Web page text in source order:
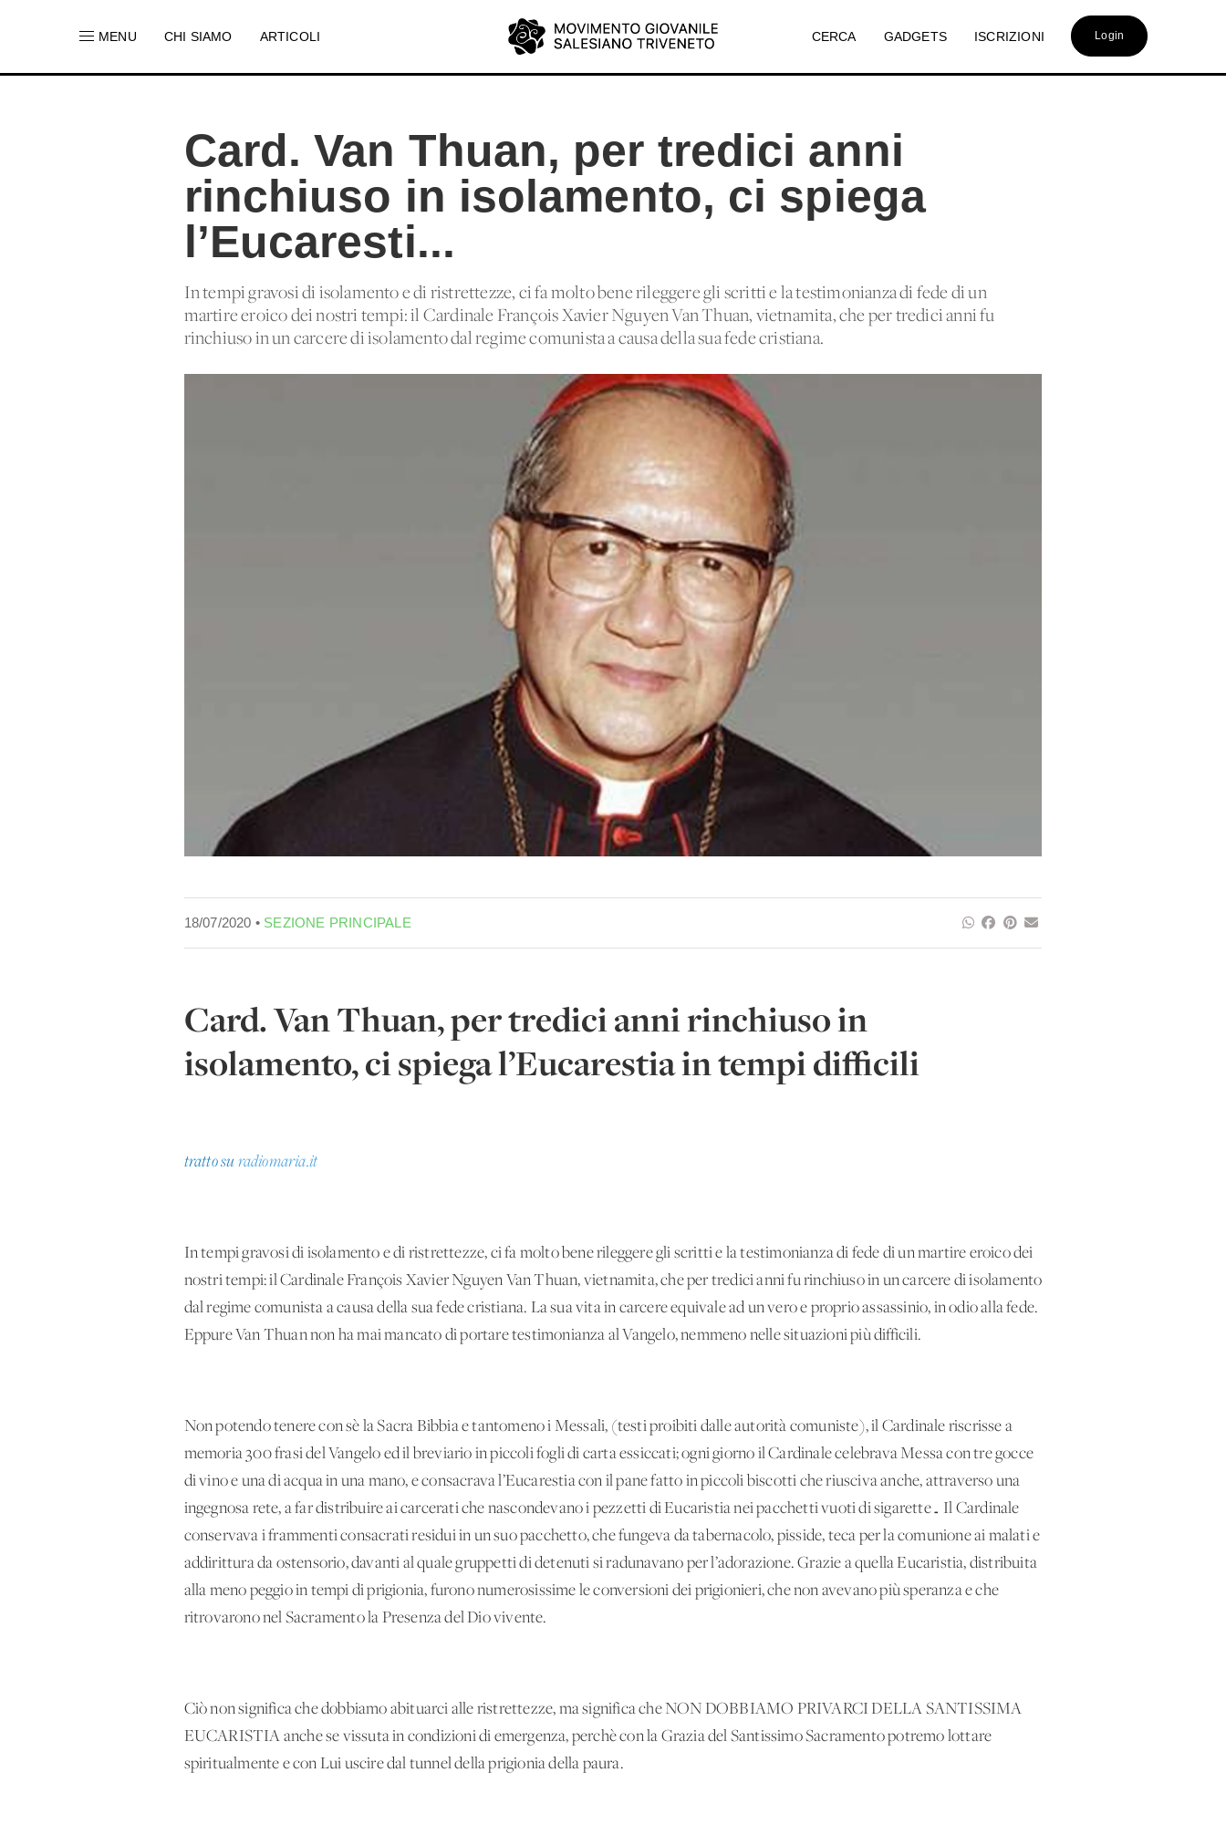
MENU CHI SIAMO ARTICOLI CERCA GADGETS ISCRIZIONI Login
Card. Van Thuan, per tredici anni
rinchiuso in isolamento, ci spiega
l’Eucaresti...
In tempi gravosi di isolamento e di ristrettezze, ci fa molto bene rileggere gli scritti e la testimonianza di fede di un
martire eroico dei nostri tempi: il Cardinale François Xavier Nguyen Van Thuan, vietnamita, che per tredici anni fu
rinchiuso in un carcere di isolamento dal regime comunista a causa della sua fede cristiana.
18/07/2020 • SEZIONE PRINCIPALE
Card. Van Thuan, per tredici anni rinchiuso in
isolamento, ci spiega l’Eucarestia in tempi difficili
tratto su radiomaria.it
In tempi gravosi di isolamento e di ristrettezze, ci fa molto bene rileggere gli scritti e la testimonianza di fede di un martire eroico dei
nostri tempi: il Cardinale François Xavier Nguyen Van Thuan, vietnamita, che per tredici anni fu rinchiuso in un carcere di isolamento
dal regime comunista a causa della sua fede cristiana. La sua vita in carcere equivale ad un vero e proprio assassinio, in odio alla fede.
Eppure Van Thuan non ha mai mancato di portare testimonianza al Vangelo, nemmeno nelle situazioni più difficili.
Non potendo tenere con sè la Sacra Bibbia e tantomeno i Messali, (testi proibiti dalle autorità comuniste), il Cardinale riscrisse a
memoria 300 frasi del Vangelo ed il breviario in piccoli fogli di carta essiccati; ogni giorno il Cardinale celebrava Messa con tre gocce
di vino e una di acqua in una mano, e consacrava l’Eucarestia con il pane fatto in piccoli biscotti che riusciva anche, attraverso una
ingegnosa rete, a far distribuire ai carcerati che nascondevano i pezzetti di Eucaristia nei pacchetti vuoti di sigarette… Il Cardinale
conservava i frammenti consacrati residui in un suo pacchetto, che fungeva da tabernacolo, pisside, teca per la comunione ai malati e
addirittura da ostensorio, davanti al quale gruppetti di detenuti si radunavano per l’adorazione. Grazie a quella Eucaristia, distribuita
alla meno peggio in tempi di prigionia, furono numerosissime le conversioni dei prigionieri, che non avevano più speranza e che
ritrovarono nel Sacramento la Presenza del Dio vivente.
Ciò non significa che dobbiamo abituarci alle ristrettezze, ma significa che NON DOBBIAMO PRIVARCI DELLA SANTISSIMA
EUCARISTIA anche se vissuta in condizioni di emergenza, perchè con la Grazia del Santissimo Sacramento potremo lottare
spiritualmente e con Lui uscire dal tunnel della prigionia della paura.